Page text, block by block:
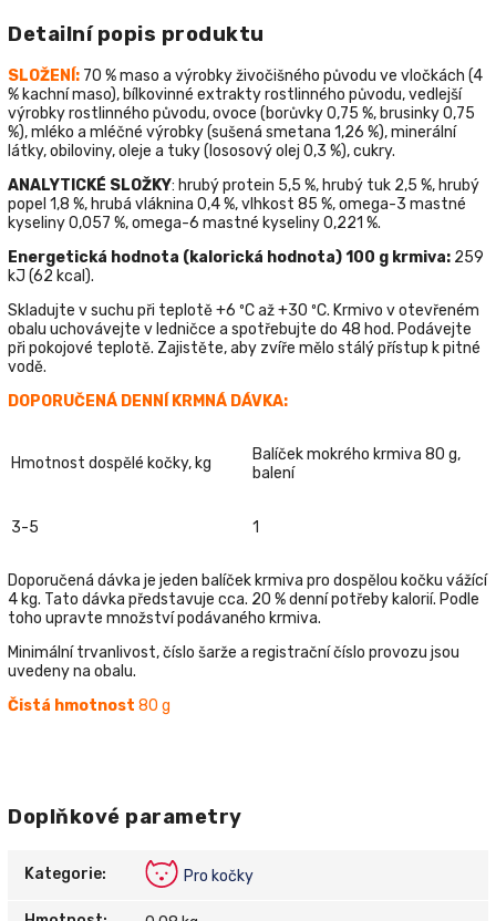
Detailní popis produktu
SLOŽENÍ: 70 % maso a výrobky živočišného původu ve vločkách (4
% kachní maso), bílkovinné extrakty rostlinného původu, vedlejší
výrobky rostlinného původu, ovoce (borůvky 0,75 %, brusinky 0,75
%), mléko a mléčné výrobky (sušená smetana 1,26 %), minerální
látky, obiloviny, oleje a tuky (lososový olej 0,3 %), cukry.
ANALYTICKÉ SLOŽKY: hrubý protein 5,5 %, hrubý tuk 2,5 %, hrubý
popel 1,8 %, hrubá vláknina 0,4 %,vlhkost 85 %,omega-3 mastné
kyseliny0,057 %,omega-6 mastné kyseliny0,221 %.
Energetická hodnota (kalorická hodnota) 100 g krmiva: 259
kJ (62 kcal).
Skladujte v suchu při teplotě +6 ºС až +30 ºС. Krmivo v otevřeném
obalu uchovávejte v ledničce a spotřebujte do 48 hod. Podávejte
při pokojové teplotě. Zajistěte, aby zvíře mělo stálý přístup k pitné
vodě.
DOPORUČENÁ DENNÍ KRMNÁ DÁVKA:
Hmotnost dospělé kočky, kg
Balíček mokrého krmiva 80 g,
balení
3-5 1
Doporučená dávka je jeden balíček krmiva pro dospělou kočku vážící
4 kg. Tato dávka představuje cca. 20 % denní potřeby kalorií. Podle
toho upravte množství podávaného krmiva.
Minimální trvanlivost, číslo šarže a registrační číslo provozu jsou
uvedeny na obalu.
Čistá hmotnost 80 g
Doplňkové parametry
Kategorie: Pro kočky